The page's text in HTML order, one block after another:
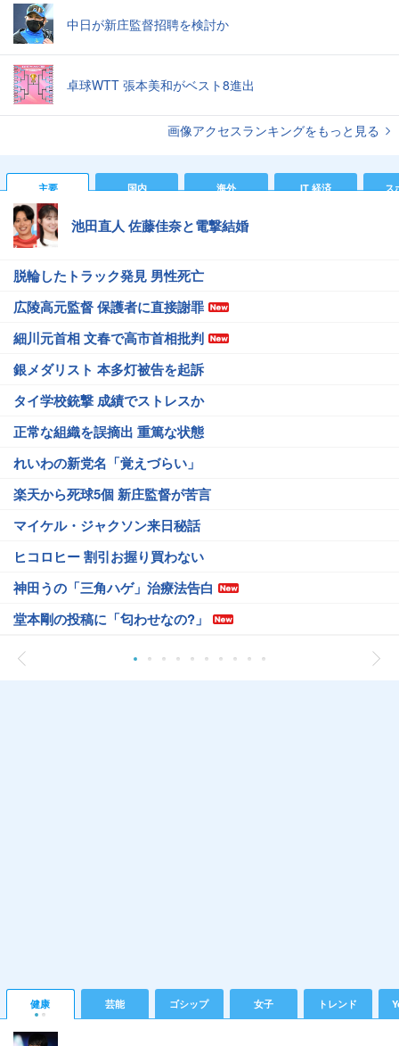
中日が新庄監督招聘を検討か
卓球WTT 張本美和がベスト8進出
画像アクセスランキングをもっと見る
主要 国内 海外 IT 経済 ス
池田直人 佐藤佳奈と電撃結婚
脱輪したトラック発見 男性死亡
広陵高元監督 保護者に直接謝罪
細川元首相 文春で高市首相批判
銀メダリスト 本多灯被告を起訴
タイ学校銃撃 成績でストレスか
正常な組織を誤摘出 重篤な状態
れいわの新党名「覚えづらい」
楽天から死球5個 新庄監督が苦言
マイケル・ジャクソン来日秘話
ヒコロヒー 割引お握り買わない
神田うの「三角ハゲ」治療法告白
堂本剛の投稿に「匂わせなの?」
健康 芸能 ゴシップ 女子 トレンド